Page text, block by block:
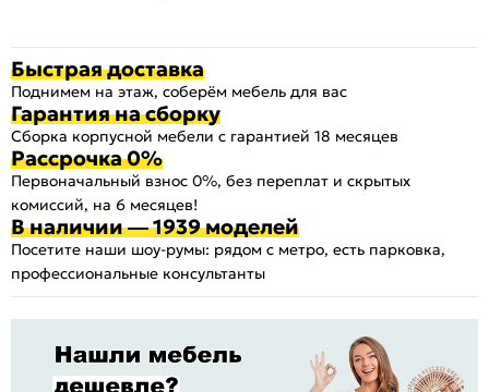
Быстрая доставка
Поднимем на этаж, соберём мебель для вас
Гарантия на сборку
Сборка корпусной мебели с гарантией 18 месяцев
Рассрочка 0%
Первоначальный взнос 0%, без переплат и скрытых
комиссий, на 6 месяцев!
В наличии — 1939 моделей
Посетите наши шоу-румы: рядом с метро, есть парковка,
профессиональные консультанты